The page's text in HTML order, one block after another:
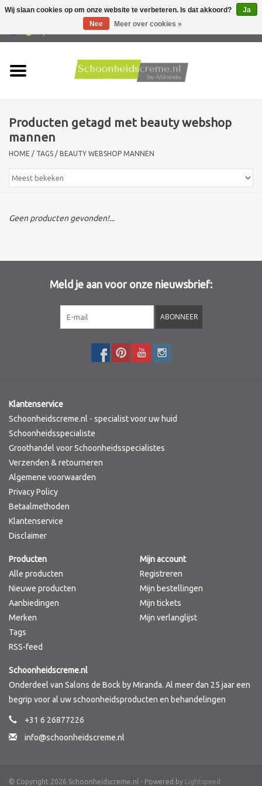
Producten
Huidproblemen
Mannen verzorging
Acties
Sothys Paris
Fusion Meso
PCA SKINCARE
Ekseption Skincare
Blog
Producten getagd met beauty webshop
mannen
HOME / TAGS / BEAUTY WEBSHOP MANNEN
Geen producten gevonden!...
Meld je aan voor onze nieuwsbrief:
ABONNEER
Klantenservice
Schoonheidscreme.nl - specialist voor uw huid
Schoonheidsspecialiste
Groothandel voor Schoonheidsspecialistes
Verzenden & retourneren
Algemene voorwaarden
Privacy Policy
Betaalmethoden
Klantenservice
Disclaimer
Producten
Alle producten
Nieuwe producten
Aanbiedingen
Merken
Tags
RSS-feed
Mijn account
Registreren
Mijn bestellingen
Mijn tickets
Mijn verlanglijst
Schoonheidscreme.nl
Onderdeel van Salons de Bock by Miranda. Al meer dan 25 jaar een
begrip voor al uw schoonheidsproducten en behandelingen
+31 6 26877226
info@schoonheidscreme.nl
© Copyright 2026 Schoonheidscreme.nl - Powered by Lightspeed
Wij slaan cookies op om onze website te verbeteren. Is dat akkoord?
Ja
Nee
Meer over cookies »